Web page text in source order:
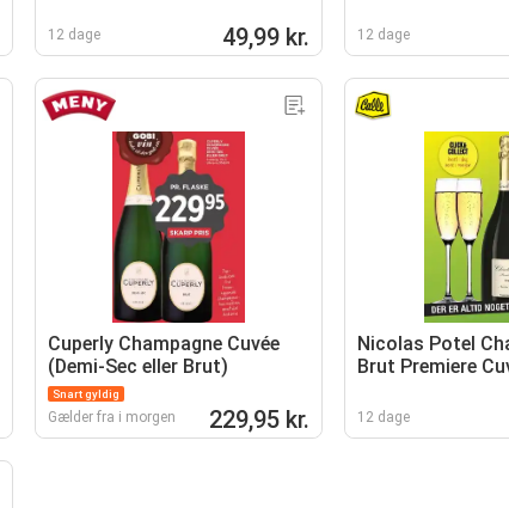
12 dage 49,99 kr. 12 dage
Cuperly Champagne Cuvée
(Demi-Sec eller Brut)
Snart gyldig
Gælder fra i morgen 229,95 kr.
Nicolas Potel
Brut Premiere
12 dage